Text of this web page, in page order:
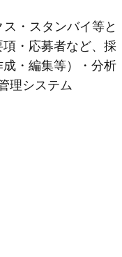
・スタンバイ等と
・応募者など、採
・編集等）・分析
理システム